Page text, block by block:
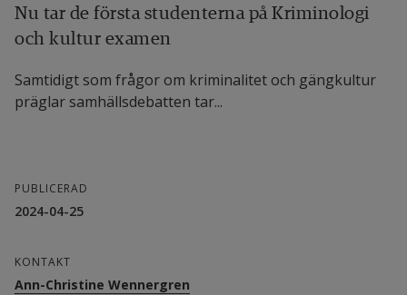
VFU-handledares betydelse för
lärarstudenters praktiska yrkeskunnande
ges ut av Studentlitteratur
Nu tar de första studenterna på Kriminologi
och kultur examen
Samtidigt som frågor om kriminalitet och gängkultur
präglar samhälls­debatten tar...
PUBLICERAD
2024-04-25
KONTAKT
Ann-Christine Wennergren